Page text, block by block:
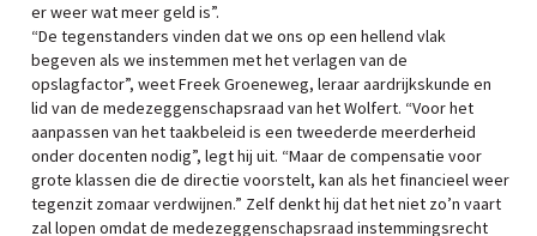
er weer wat meer geld is”.
“De tegenstanders vinden dat we ons op een hellend vlak
begeven als we instemmen met het verlagen van de
opslagfactor”, weet Freek Groeneweg, leraar aardrijkskunde en
lid van de medezeggenschapsraad van het Wolfert. “Voor het
aanpassen van het taakbeleid is een tweederde meerderheid
onder docenten nodig”, legt hij uit. “Maar de compensatie voor
grote klassen die de directie voorstelt, kan als het financieel weer
tegenzit zomaar verdwijnen.” Zelf denkt hij dat het niet zo’n vaart
zal lopen omdat de medezeggenschapsraad instemmingsrecht